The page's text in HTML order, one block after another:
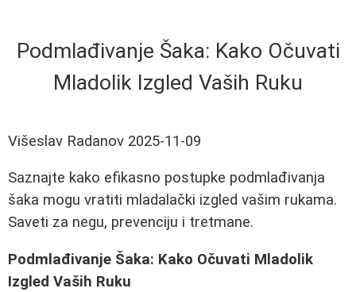
Podmlađivanje Šaka: Kako Očuvati
Mladolik Izgled Vaših Ruku
Višeslav Radanov 2025-11-09
Saznajte kako efikasno postupke podmlađivanja
šaka mogu vratiti mladalački izgled vašim rukama.
Saveti za negu, prevenciju i tretmane.
Podmlađivanje Šaka: Kako Očuvati Mladolik
Izgled Vaših Ruku